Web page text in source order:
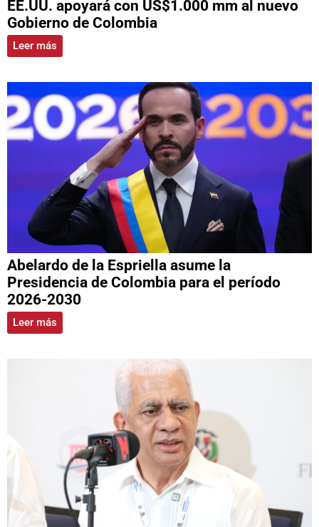
EE.UU. apoyará con US$1.000 mm al nuevo
Gobierno de Colombia
Leer más
Abelardo de la Espriella asume la
Presidencia de Colombia para el período
2026-2030
Leer más